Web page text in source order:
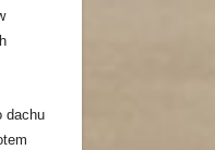
dachu